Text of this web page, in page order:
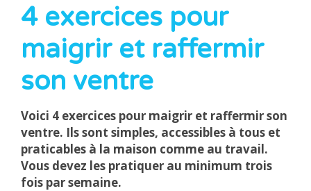
4 exercices pour
maigrir et raffermir
son ventre
Voici 4 exercices pour maigrir et raffermir son
ventre. Ils sont simples, accessibles à tous et
praticables à la maison comme au travail.
Vous devez les pratiquer au minimum trois
fois par semaine.